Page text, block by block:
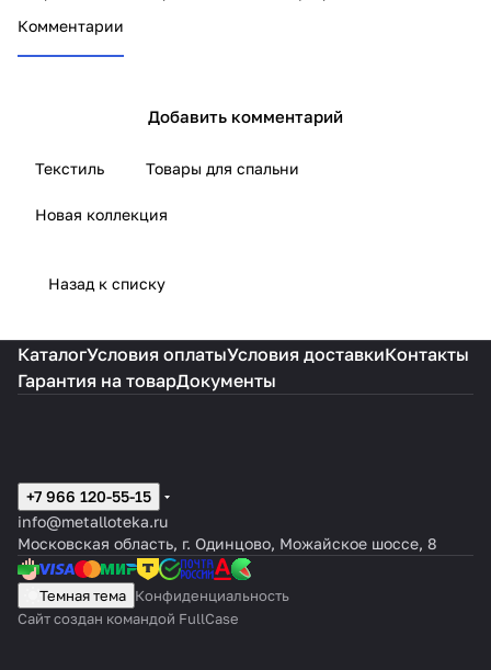
Комментарии
Добавить комментарий
Текстиль Товары для спальни
Новая коллекция
Назад к списку
КаталогУсловия оплатыУсловия доставкиКонтакты
Гарантия на товарДокументы
+7 966 120-55-15
info@metalloteka.ru
Московская область, г. Одинцово, Можайское шоссе, 8
Темная тема Конфиденциальность
Сайт создан командой FullCase